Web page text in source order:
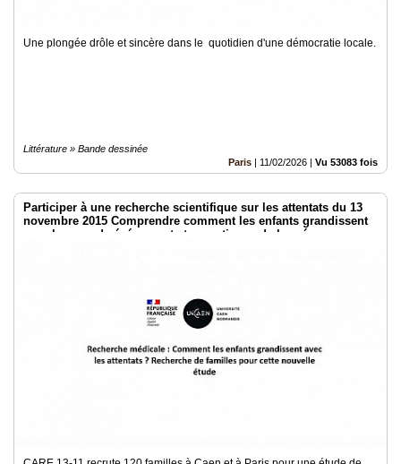
Une plongée drôle et sincère dans le quotidien d'une démocratie locale.
Littérature » Bande dessinée
Paris | 11/02/2026 | Vu 53083 fois
Participer à une recherche scientifique sur les attentats du 13
novembre 2015 Comprendre comment les enfants grandissent
avec les grands événements traumatiques de leur époque